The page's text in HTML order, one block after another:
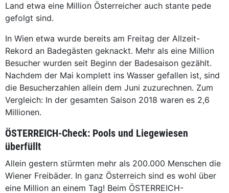
Land etwa eine Million Österreicher auch stante pede
gefolgt sind.
In Wien etwa wurde bereits am Freitag der Allzeit-
Rekord an Badegästen geknackt. Mehr als eine Million
Besucher wurden seit Beginn der Badesaison gezählt.
Nachdem der Mai komplett ins Wasser gefallen ist, sind
die Besucherzahlen allein dem Juni zuzurechnen. Zum
Vergleich: In der gesamten Saison 2018 waren es 2,6
Millionen.
ÖSTERREICH-Check: Pools und Liegewiesen
überfüllt
Allein gestern stürmten mehr als 200.000 Menschen die
Wiener Freibäder. In ganz Österreich sind es wohl über
eine Million an einem Tag! Beim ÖSTERREICH-